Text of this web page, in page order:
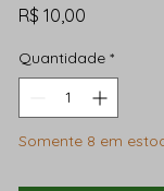
R$ 10,00
Quantidade *
Somente 8 em